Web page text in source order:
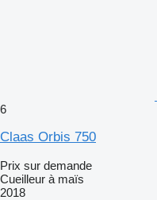
6
Claas Orbis 750
Prix sur demande
Cueilleur à maïs
2018